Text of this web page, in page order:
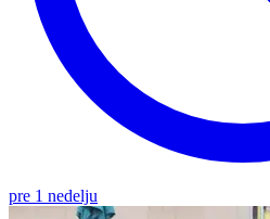
pre 1 nedelju